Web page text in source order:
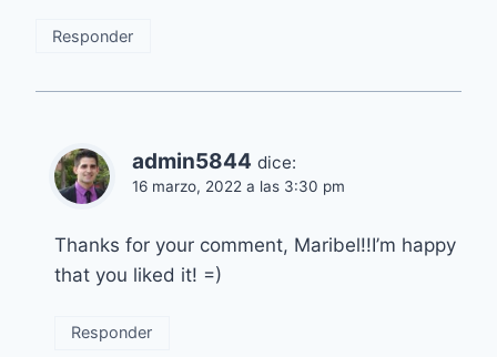
Responder
admin5844 dice:
16 marzo, 2022 a las 3:30 pm
Thanks for your comment, Maribel!!I’m happy
that you liked it! =)
Responder